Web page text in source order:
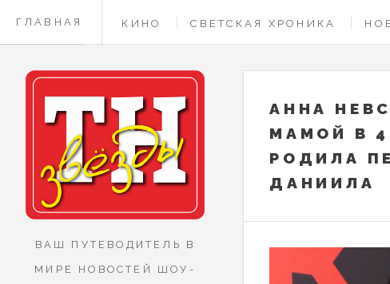
ГЛАВНАЯ КИНО СВЕТСКАЯ ХРОНИКА
КОНТАКТЫ
АННА
МАМОЙ В
РОДИЛА
ДАНИИЛА
ВАШ ПУТЕВОДИТЕЛЬ В
МИРЕ НОВОСТЕЙ ШОУ-